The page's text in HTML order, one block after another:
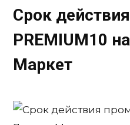
Срок
PREMIUM10
Маркет